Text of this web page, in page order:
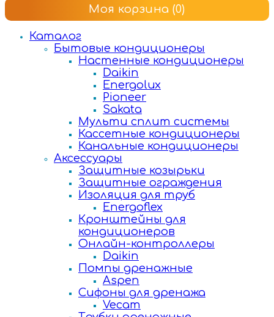
Моя корзина (0)
Каталог
Бытовые кондиционеры
Настенные кондиционеры
Daikin
Energolux
Pioneer
Sakata
Мульти сплит системы
Кассетные кондиционеры
Канальные кондиционеры
Аксессуары
Защитные козырьки
Защитные ограждения
Изоляция для труб
Energoflex
Кронштейны для
кондиционеров
Онлайн-контроллеры
Daikin
Помпы дренажные
Aspen
Сифоны для дренажа
Vecam